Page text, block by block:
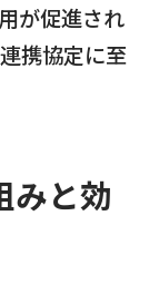
ページ
が促進され
携協定に至
みと効